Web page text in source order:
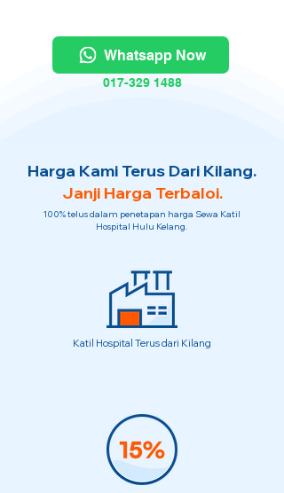
Whatsapp Now
017-329 1488
Harga Kami Terus Dari Kilang.
Janji Harga Terbaloi.
100% telus dalam penetapan harga Sewa Katil
Hospital Hulu Kelang.
Katil Hospital Terus dari Kilang